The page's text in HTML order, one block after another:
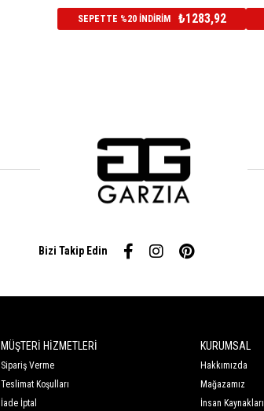
SEPETTE %20 İNDİRİM ₺1283,92
Bizi Takip Edin
MÜŞTERİ HİZMETLERİ
Sipariş Verme
Teslimat Koşulları
İade İptal
KURUMSAL
Hakkımızda
Mağazamız
İnsan Kaynakları